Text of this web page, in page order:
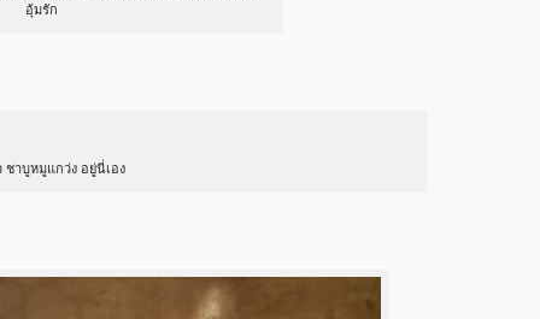
อุ้มรัก
ชาบูหมูแกว่ง อยู่นี่เอง